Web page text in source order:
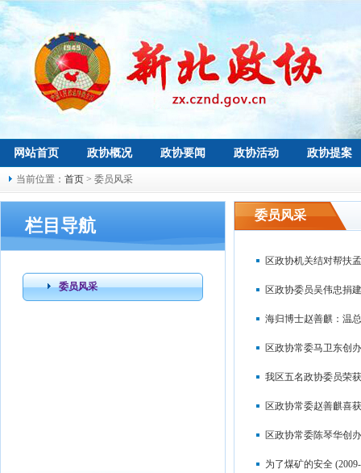
网站首页 政协概况 政协要闻 政协活动 政协提案
当前位置： 首页 > 委员风采
栏目导航
委员风采
委员风采
区政协机关结对帮扶
区政协委员吴伟忠捐
海归博士赵善麒：温
区政协常委马卫东创
我区五名政协委员荣
区政协常委赵善麒喜
区政协常委陈琴华创
为了煤矿的安全